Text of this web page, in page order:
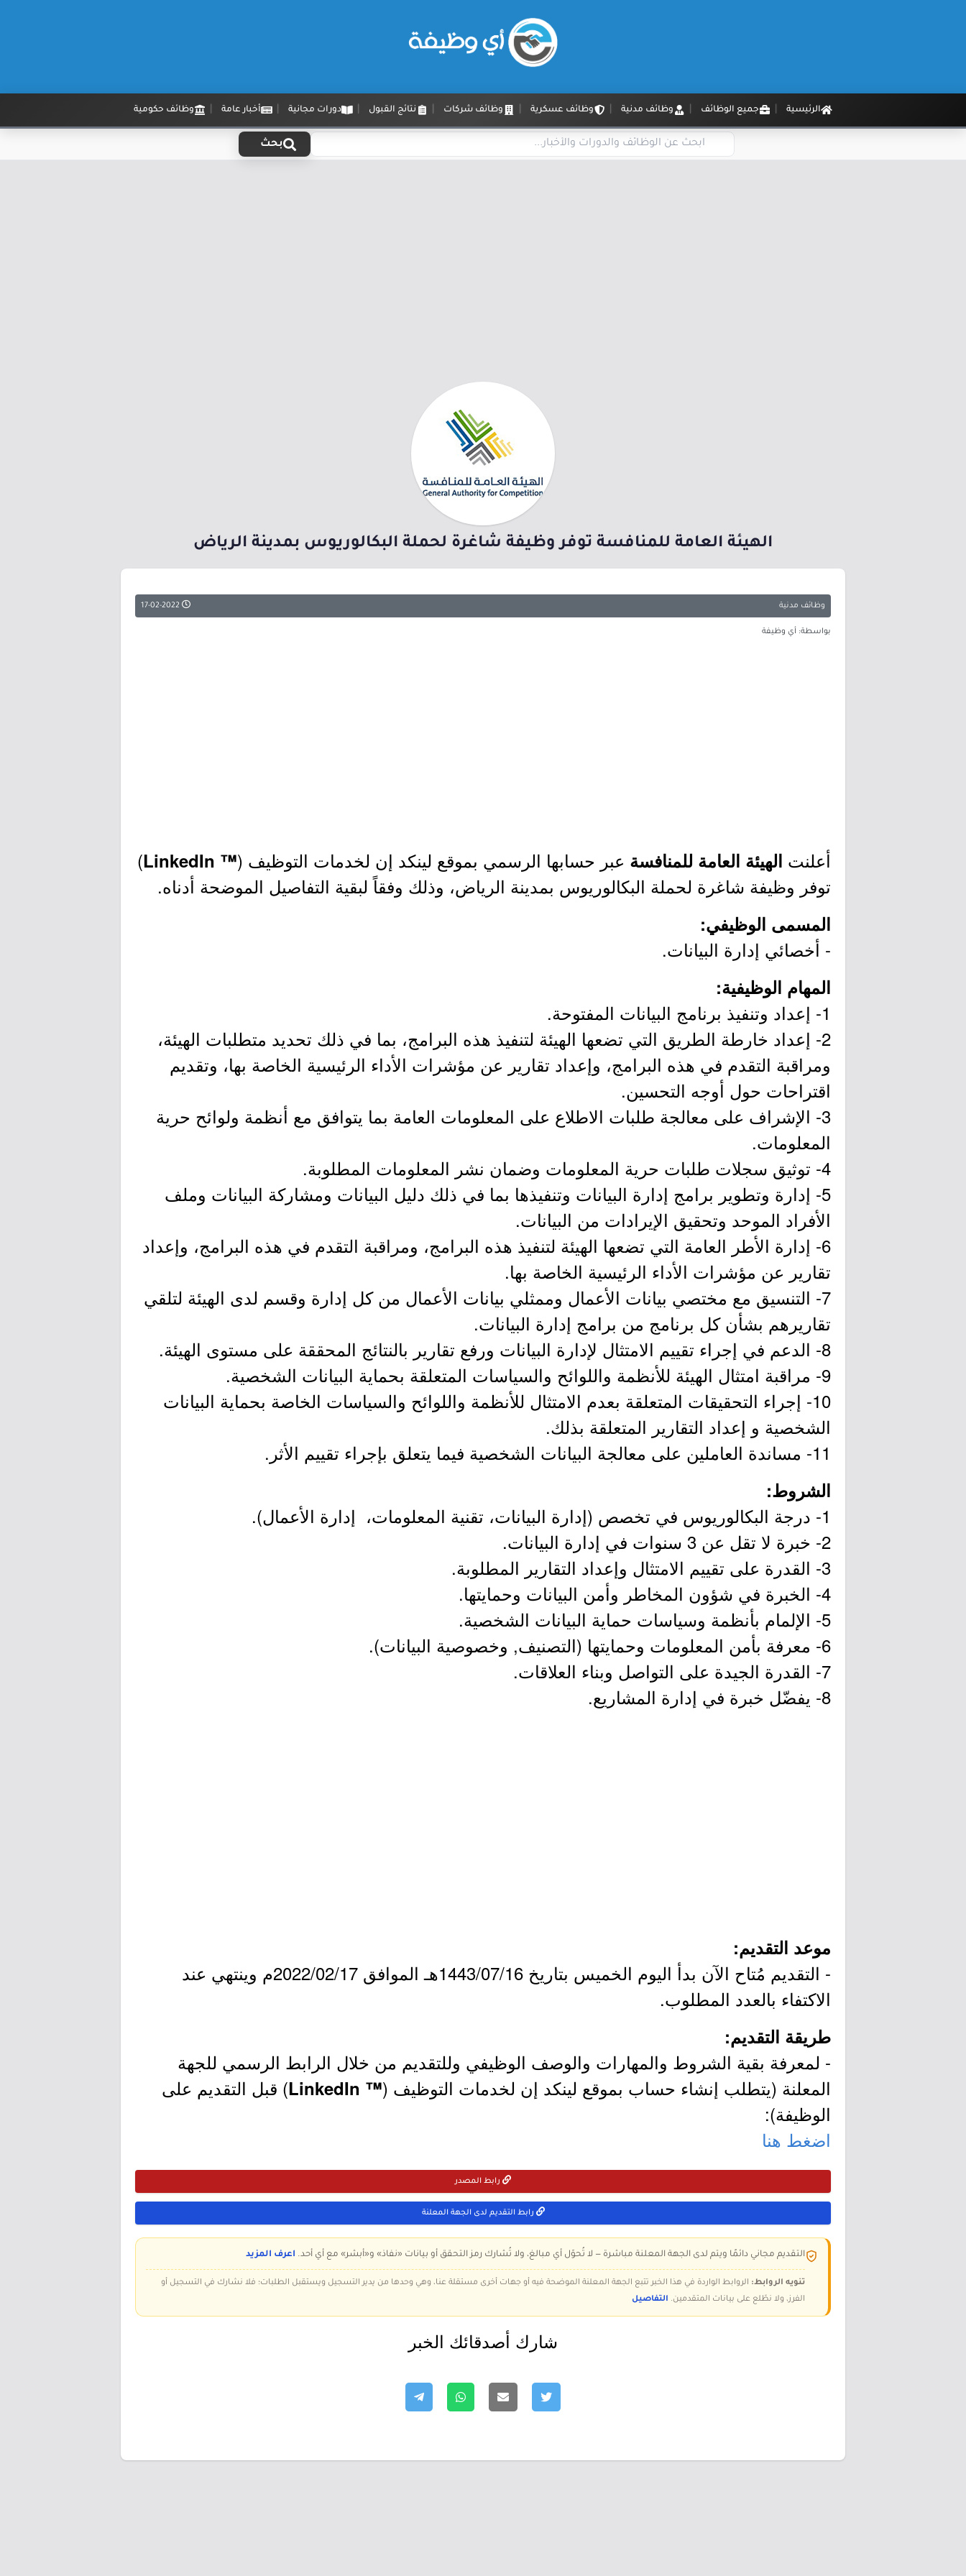
الرئيسية جميع الوظائف وظائف مدنية وظائف عسكرية وظائف شركات نتائج القبول دورات مجانية أخبار عامة وظائف حكومية
بحث
الهيئة العامة للمنافسة توفر وظيفة شاغرة لحملة البكالوريوس بمدينة الرياض
وظائف مدنية
بواسطة: أي وظيفة
أعلنت الهيئة العامة للمنافسة عبر حسابها الرسمي بموقع لينكد إن لخدمات التوظيف (™ LinkedIn
)
توفر وظيفة شاغرة لحملة البكالوريوس بمدينة الرياض، وذلك وفقاً لبقية التفاصيل الموضحة أدناه.
المسمى الوظيفي:
- أخصائي إدارة البيانات.
المهام الوظيفية:
1- إعداد وتنفيذ برنامج البيانات المفتوحة.
2- إعداد خارطة الطريق التي تضعها الهيئة لتنفيذ هذه البرامج، بما في ذلك تحديد متطلبات الهيئة،
ومراقبة التقدم في هذه البرامج، وإعداد تقارير عن مؤشرات الأداء الرئيسية الخاصة بها، وتقديم
اقتراحات حول أوجه التحسين.
3- الإشراف على معالجة طلبات الاطلاع على المعلومات العامة بما يتوافق مع أنظمة ولوائح حرية
المعلومات.
4- توثيق سجلات طلبات حرية المعلومات وضمان نشر المعلومات المطلوبة.
5- إدارة وتطوير برامج إدارة البيانات وتنفيذها بما في ذلك دليل البيانات ومشاركة البيانات وملف
الأفراد الموحد وتحقيق الإيرادات من البيانات.
6- إدارة الأطر العامة التي تضعها الهيئة لتنفيذ هذه البرامج، ومراقبة التقدم في هذه البرامج، وإعداد
تقارير عن مؤشرات الأداء الرئيسية الخاصة بها.
7- التنسيق مع مختصي بيانات الأعمال وممثلي بيانات الأعمال من كل إدارة وقسم لدى الهيئة لتلقي
تقاريرهم بشأن كل برنامج من برامج إدارة البيانات.
8- الدعم في إجراء تقييم الامتثال لإدارة البيانات ورفع تقارير بالنتائج المحققة على مستوى الهيئة.
9- مراقبة امتثال الهيئة للأنظمة واللوائح والسياسات المتعلقة بحماية البيانات الشخصية.
10- إجراء التحقيقات المتعلقة بعدم الامتثال للأنظمة واللوائح والسياسات الخاصة بحماية البيانات
الشخصية و إعداد التقارير المتعلقة بذلك.
11- مساندة العاملين على معالجة البيانات الشخصية فيما يتعلق بإجراء تقييم الأثر.
الشروط:
1- درجة البكالوريوس في تخصص (إدارة البيانات، تقنية المعلومات، إدارة الأعمال).
2- خبرة لا تقل عن 3 سنوات في إدارة البيانات.
3- القدرة على تقييم الامتثال وإعداد التقارير المطلوبة.
4- الخبرة في شؤون المخاطر وأمن البيانات وحمايتها.
5- الإلمام بأنظمة وسياسات حماية البيانات الشخصية.
6- معرفة بأمن المعلومات وحمايتها (التصنيف, وخصوصية البيانات).
7- القدرة الجيدة على التواصل وبناء العلاقات.
8- يفضّل خبرة في إدارة المشاريع.
موعد التقديم:
- التقديم مُتاح الآن بدأ اليوم الخميس بتاريخ 1443/07/16هـ الموافق 2022/02/17م وينتهي عند
الاكتفاء بالعدد المطلوب.
طريقة التقديم:
- لمعرفة بقية الشروط والمهارات والوصف الوظيفي وللتقديم من خلال الرابط الرسمي للجهة
المعلنة (يتطلب إنشاء حساب بموقع لينكد إن لخدمات التوظيف (™ LinkedIn
) قبل التقديم على
الوظيفة):
اضغط هنا
رابط المصدر
رابط التقديم لدى الجهة المعلنة
التقديم مجاني دائمًا ويتم لدى الجهة المعلنة مباشرة — لا تُحوّل أي مبالغ، ولا تُشارك رمز التحقق أو بيانات «نفاذ» و«أبشر» مع أي أحد. اعرف المزيد
تنويه الروابط: الروابط الواردة في هذا الخبر تتبع الجهة المعلنة الموضحة فيه أو جهات أخرى مستقلة عنا، وهي وحدها من يدير التسجيل ويستقبل الطلبات؛ فلا نشارك في التسجيل أو
الفرز، ولا نطّلع على بيانات المتقدمين. التفاصيل
شارك أصدقائك الخبر